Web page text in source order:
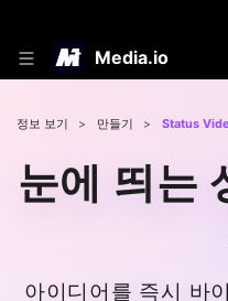
Media.io
정보 보기 > 만들기 > Status
눈에 띄는
아이디어를 즉시 바